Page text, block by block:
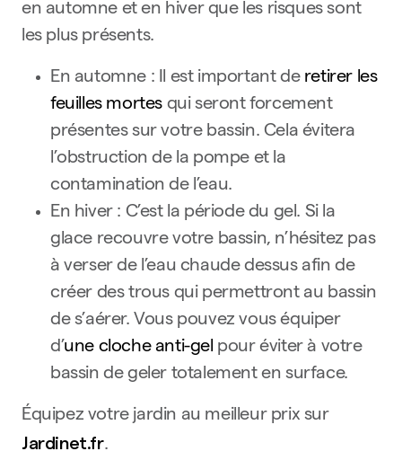
en automne et en hiver que les risques sont
les plus présents.
En automne : Il est important de retirer les
feuilles mortes qui seront forcement
présentes sur votre bassin. Cela évitera
l’obstruction de la pompe et la
contamination de l’eau.
En hiver : C’est la période du gel. Si la
glace recouvre votre bassin, n’hésitez pas
à verser de l’eau chaude dessus afin de
créer des trous qui permettront au bassin
de s’aérer. Vous pouvez vous équiper
d’une cloche anti-gel pour éviter à votre
bassin de geler totalement en surface.
Équipez votre jardin au meilleur prix sur
Jardinet.fr.